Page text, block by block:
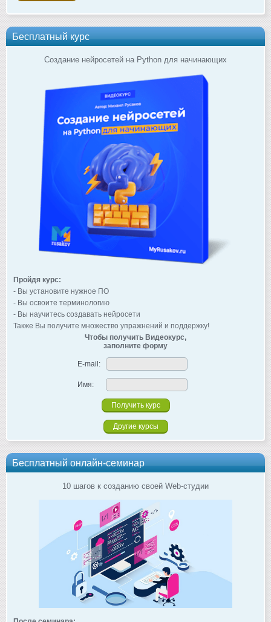
Бесплатный курс
Создание нейросетей на Python для начинающих
Пройдя курс:
- Вы установите нужное ПО
- Вы освоите терминологию
- Вы научитесь создавать нейросети
Также Вы получите множество упражнений и поддержку!
Чтобы получить Видеокурс,
заполните форму
E-mail:
Имя:
Другие курсы
Бесплатный онлайн-семинар
10 шагов к созданию своей Web-студии